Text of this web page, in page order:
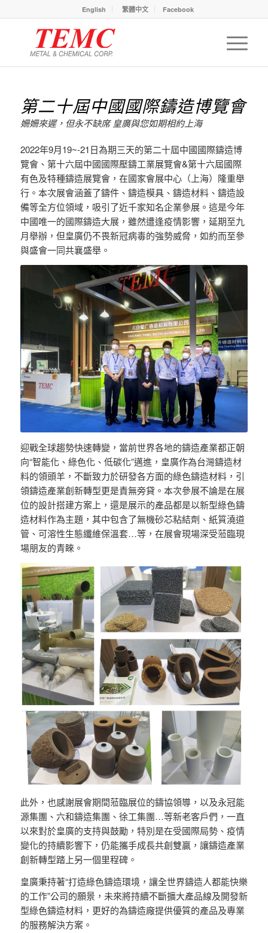
English 繁體中文 Facebook
第二十屆中國國際鑄造博覽會
姍姍來遲，但永不缺席 皇廣與您如期相約上海
2022年9月19~-21日為期三天的第二十屆中國國際鑄造博
覽會、第十六屆中國國際壓鑄工業展覽會&第十六屆國際
有色及特種鑄造展覽會，在國家會展中心（上海）隆重舉
行。本次展會涵蓋了鑄件、鑄造模具、鑄造材料、鑄造設
備等全方位領域，吸引了近千家知名企業參展。這是今年
中國唯一的國際鑄造大展，雖然遭逢疫情影響，延期至九
月舉辦，但皇廣仍不畏新冠病毒的強勢威脅，如約而至參
與盛會一同共襄盛舉。
迎戰全球趨勢快速轉變，當前世界各地的鑄造產業都正朝
向“智能化、綠色化、低碳化”邁進，皇廣作為台灣鑄造材
料的領頭羊，不斷致力於研發各方面的綠色鑄造材料，引
領鑄造產業創新轉型更是責無旁貸。本次參展不論是在展
位的設計搭建方案上，還是展示的產品都是以新型綠色鑄
造材料作為主題，其中包含了無機砂芯粘結劑、紙質澆道
管、可溶性生態纖維保溫套…等，在展會現場深受蒞臨現
場朋友的青睞。
此外，也感謝展會期間蒞臨展位的鑄協領導，以及永冠能
源集團、六和鑄造集團、徐工集團…等新老客戶們，一直
以來對於皇廣的支持與鼓勵，特別是在受國際局勢、疫情
變化的持續影響下，仍能攜手成長共創雙贏，讓鑄造產業
創新轉型踏上另一個里程碑。
皇廣秉持著“打造綠色鑄造環境，讓全世界鑄造人都能快樂
的工作”公司的願景，未來將持續不斷擴大產品線及開發新
型綠色鑄造材料，更好的為鑄造廠提供優質的產品及專業
的服務解決方案。